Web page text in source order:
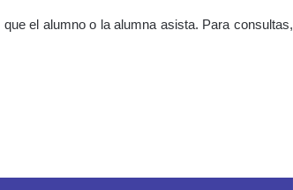
el alumno o la alumna asista. Para consultas,